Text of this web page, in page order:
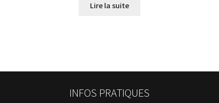
Lire la suite
INFOS PRATIQUES